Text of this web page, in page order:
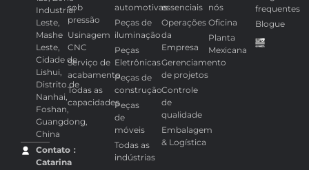
Industrial
Leste,
Mashe
Leste,
Cidade de
Lishui,
Distrito de
Nanhai,
Foshan,
Guangdong,
China
Contato：
Catarina
sob
pressão
Usinagem
CNC
Serviço de
acabamento
Todas as
capacidades
automotivas
Peças de
iluminação
Peças
Eletrônicas
Peças de
construção
Peças
de
móveis
Todas as
indústrias
essenciais
Operações
da
Empresa
Gerenciamento
de projetos
Controle
de
qualidade
Embalagem
& Logística
nós
Oficina
Planta
Mexicana
frequentes
Blogue